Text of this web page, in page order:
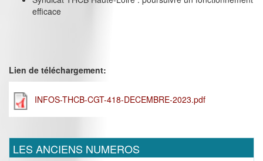
efficace
Lien de téléchargement:
INFOS-THCB-CGT-418-DECEMBRE-2023.pdf
LES ANCIENS NUMEROS